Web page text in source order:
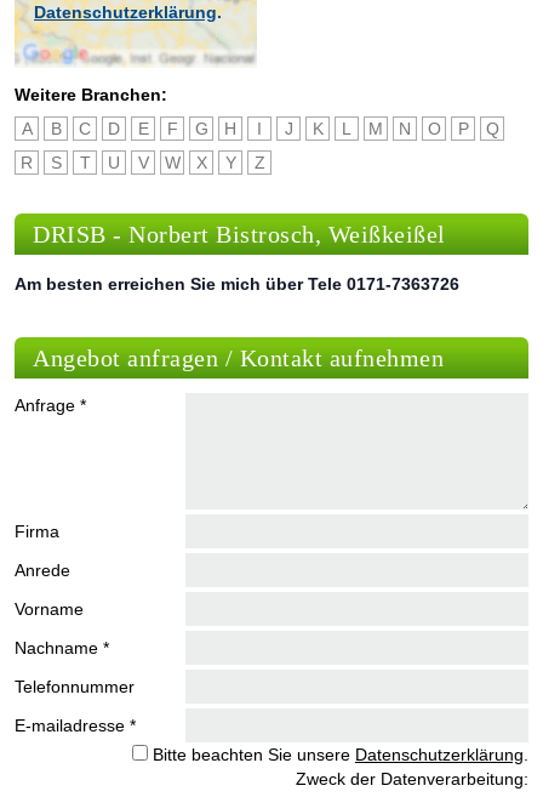
Datenschutzerklärung.
Weitere Branchen:
A
B C D E F G H I J K L M N O P
Q
R
S T U V W X Y Z
DRISB - Norbert Bistrosch, Weißkeißel
Am besten erreichen Sie mich über Tele 0171-7363726
Angebot anfragen / Kontakt aufnehmen
Anfrage *
Firma
Anrede
Vorname
Nachname *
Telefonnummer
E-mailadresse *
Bitte beachten Sie unsere Datenschutzerklärung
Zweck der Datenverarbeitung: